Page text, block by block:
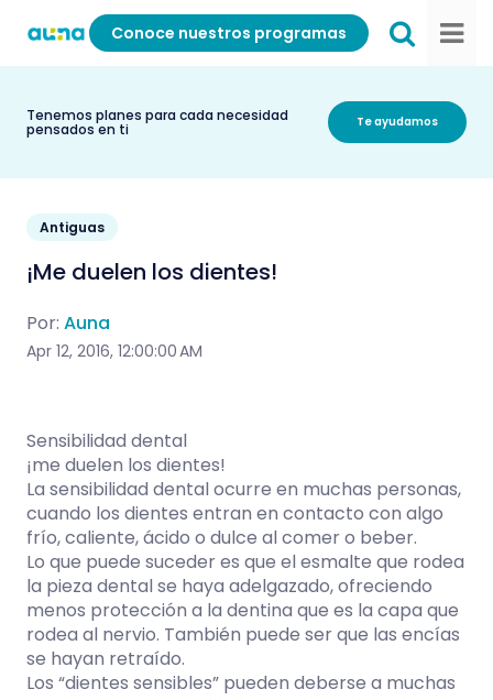
Conoce nuestros programas
Tenemos planes para cada necesidad
pensados en ti Te ayudamos
Antiguas
¡Me duelen los dientes!
Por: Auna
Apr 12, 2016, 12:00:00 AM
Sensibilidad dental
¡me duelen los dientes!
La sensibilidad dental ocurre en muchas personas,
cuando los dientes entran en contacto con algo
frío, caliente, ácido o dulce al comer o beber.
Lo que puede suceder es que el esmalte que rodea
la pieza dental se haya adelgazado, ofreciendo
menos protección a la dentina que es la capa que
rodea al nervio. También puede ser que las encías
se hayan retraído.
Los “dientes sensibles” pueden deberse a muchas